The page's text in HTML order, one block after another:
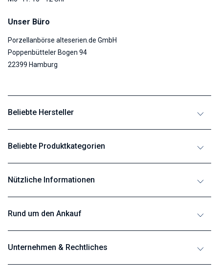
Unser Büro
Porzellanbörse alteserien.de GmbH
Poppenbütteler Bogen 94
22399 Hamburg
Beliebte Hersteller
Beliebte Produktkategorien
Nützliche Informationen
Rund um den Ankauf
Unternehmen & Rechtliches